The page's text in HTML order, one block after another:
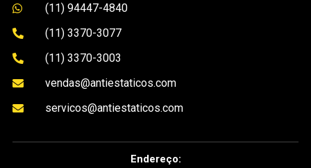
 (11) 94447-4840
 (11) 3370-3077
 (11) 3370-3003
 vendas@antiestaticos.com
 servicos@antiestaticos.com
Endereço: